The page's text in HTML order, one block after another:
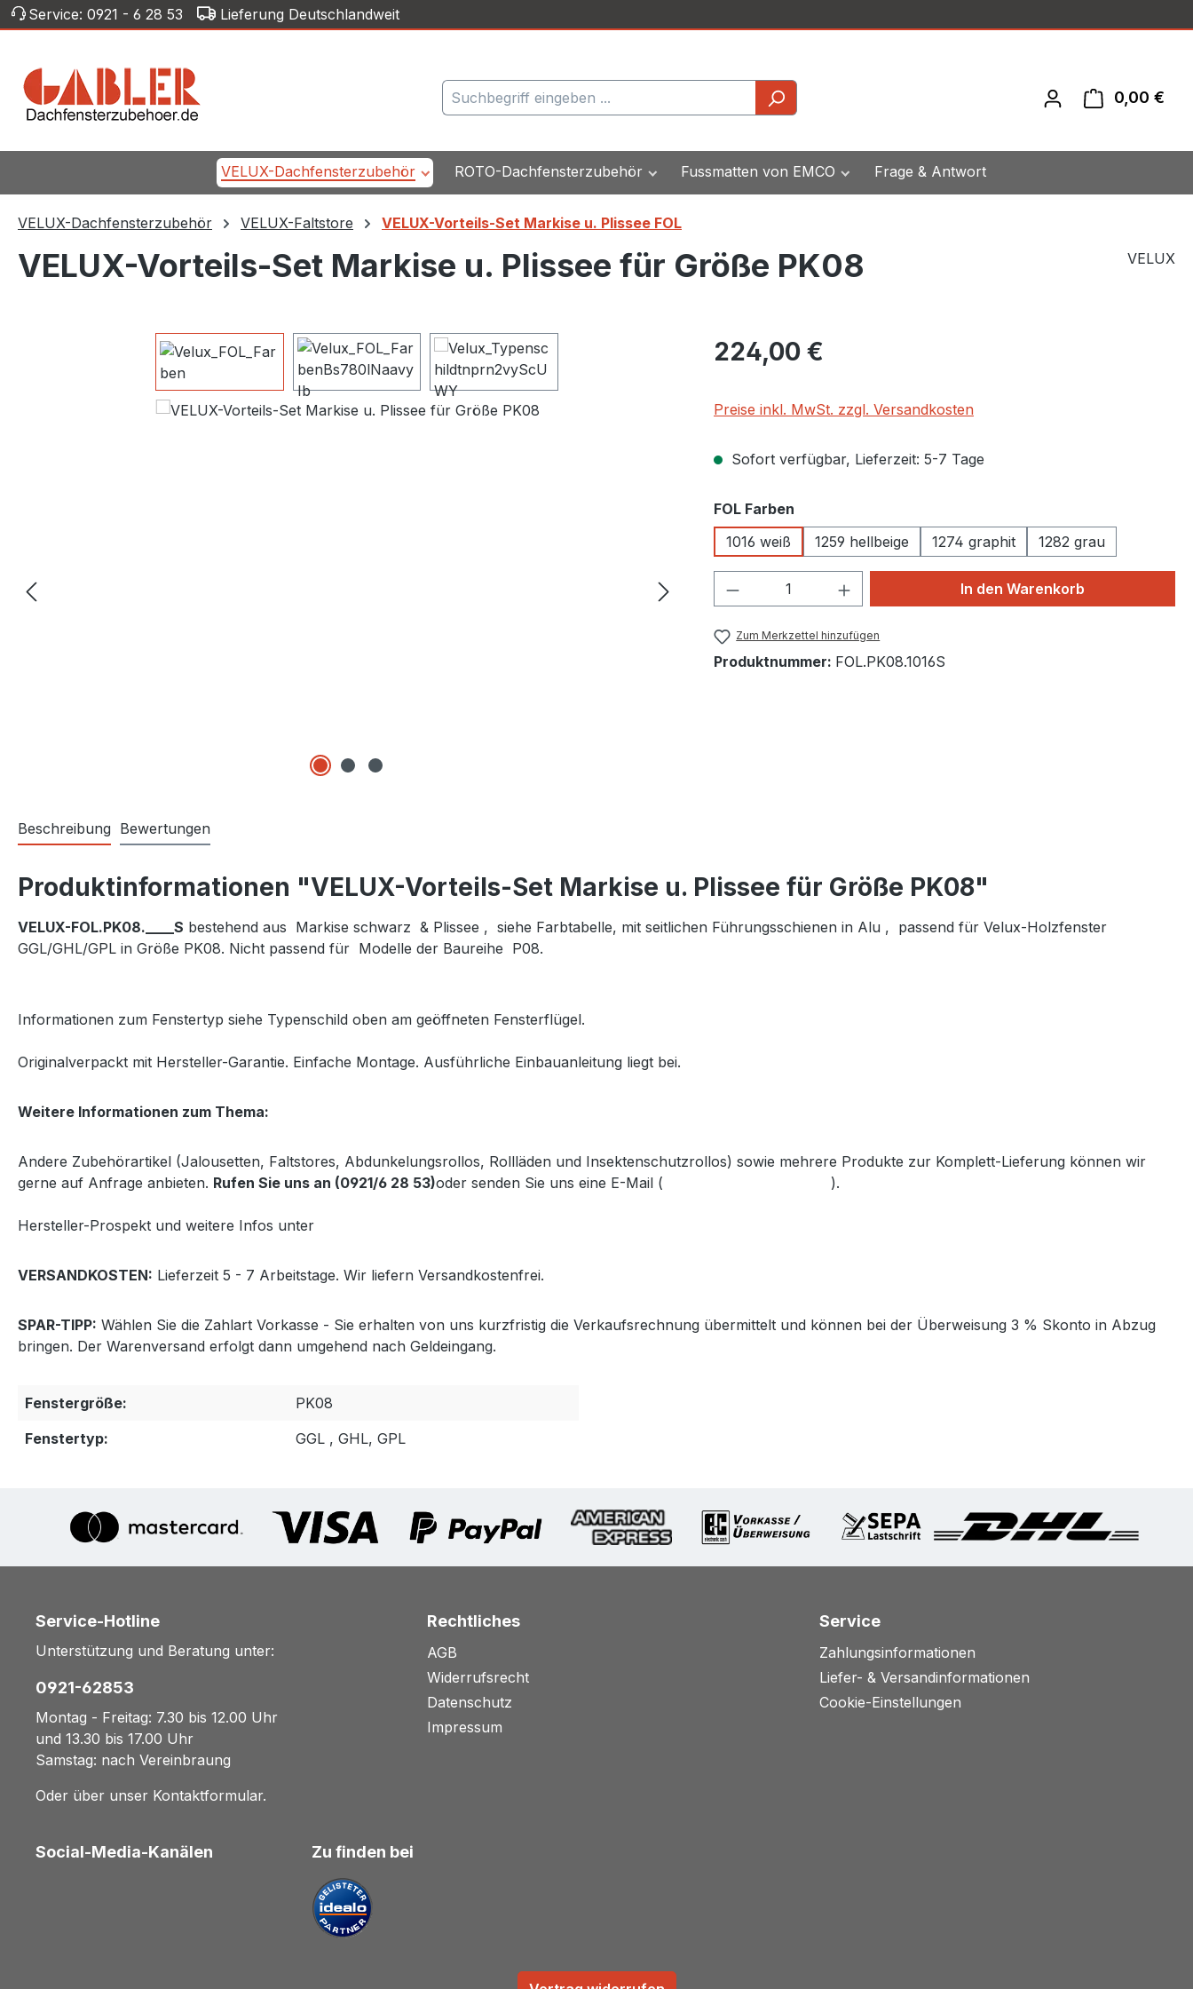
Hauptinhalt springen
Zur Suche springen
Zur Hauptnavigation springen
Service: 0921 - 6 28 53 Lieferung Deutschlandweit
0,00 €
VELUX-Dachfensterzubehör ROTO-Dachfensterzubehör Fussmatten von EMCO Frage & Antwort
VELUX-Dachfensterzubehör VELUX-Faltstore VELUX-Vorteils-Set Markise u. Plissee FOL
VELUX-Vorteils-Set Markise u. Plissee für Größe PK08 VELUX
Bildergalerie überspringen Regulärer Preis:
224,00 €
Preise inkl. MwSt. zzgl. Versandkosten
Sofort verfügbar, Lieferzeit: 5-7 Tage
FOL Farben
1016 weiß
1259 hellbeige 1274 graphit 1282 grau
Produkt Anzahl: Gib den gewünschten Wert
In den Warenkorb
Zum Merkzettel hinzufügen
Produktnummer: FOL.PK08.1016S
Beschreibung Bewertungen
Produktinformationen "VELUX-Vorteils-Set Markise u. Plissee für Größe PK08"
VELUX-FOL.PK08.____S bestehend aus Markise schwarz & Plissee , siehe Farbtabelle, mit seitlichen Führungsschienen in Alu , passend für Velux-Holzfenster
GGL/GHL/GPL in Größe PK08. Nicht passend für Modelle der Baureihe P08.
Informationen zum Fenstertyp siehe Typenschild oben am geöffneten Fensterflügel.
Originalverpackt mit Hersteller-Garantie. Einfache Montage. Ausführliche Einbauanleitung liegt bei.
Weitere Informationen zum Thema:
Andere Zubehörartikel (Jalousetten, Faltstores, Abdunkelungsrollos, Rollläden und Insektenschutzrollos) sowie mehrere Produkte zur Komplett-Lieferung können wir
gerne auf Anfrage anbieten. Rufen Sie uns an (0921/6 28 53)oder senden Sie uns eine E-Mail ( ).
Hersteller-Prospekt und weitere Infos unter
VERSANDKOSTEN: Lieferzeit 5 - 7 Arbeitstage. Wir liefern Versandkostenfrei.
SPAR-TIPP: Wählen Sie die Zahlart Vorkasse - Sie erhalten von uns kurzfristig die Verkaufsrechnung übermittelt und können bei der Überweisung 3 % Skonto in Abzug
bringen. Der Warenversand erfolgt dann umgehend nach Geldeingang.
Fenstergröße:
PK08
Fenstertyp:
GGL , GHL, GPL
Service-Hotline
Unterstützung und Beratung unter:
0921-62853
Montag - Freitag: 7.30 bis 12.00 Uhr
und 13.30 bis 17.00 Uhr
Samstag: nach Vereinbraung
Oder über unser Kontaktformular.
Rechtliches
AGB
Widerrufsrecht
Datenschutz
Impressum
Service
Zahlungsinformationen
Liefer- & Versandinformationen
Cookie-Einstellungen
Social-Media-Kanälen Zu finden bei